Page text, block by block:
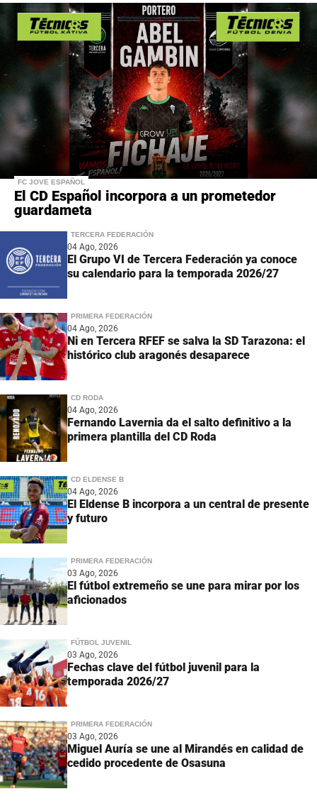
FC JOVE ESPAÑOL
El CD Español incorpora a un prometedor
guardameta
TERCERA FEDERACIÓN
04 Ago, 2026
El Grupo VI de Tercera Federación ya conoce
su calendario para la temporada 2026/27
PRIMERA FEDERACIÓN
04 Ago, 2026
Ni en Tercera RFEF se salva la SD Tarazona: el
histórico club aragonés desaparece
CD RODA
04 Ago, 2026
Fernando Lavernia da el salto definitivo a la
primera plantilla del CD Roda
CD ELDENSE B
04 Ago, 2026
El Eldense B incorpora a un central de presente
y futuro
PRIMERA FEDERACIÓN
03 Ago, 2026
El fútbol extremeño se une para mirar por los
aficionados
FÚTBOL JUVENIL
03 Ago, 2026
Fechas clave del fútbol juvenil para la
temporada 2026/27
PRIMERA FEDERACIÓN
03 Ago, 2026
Miguel Auría se une al Mirandés en calidad de
cedido procedente de Osasuna